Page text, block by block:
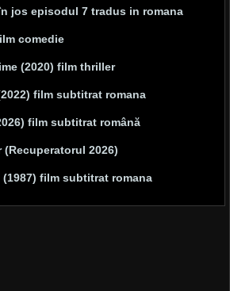
jos episodul 7 tradus in romana
comedie
(2020) film thriller
film subtitrat romana
film subtitrat română
2026)
(1987) film subtitrat romana